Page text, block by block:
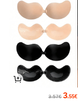
3.55€
3.57€